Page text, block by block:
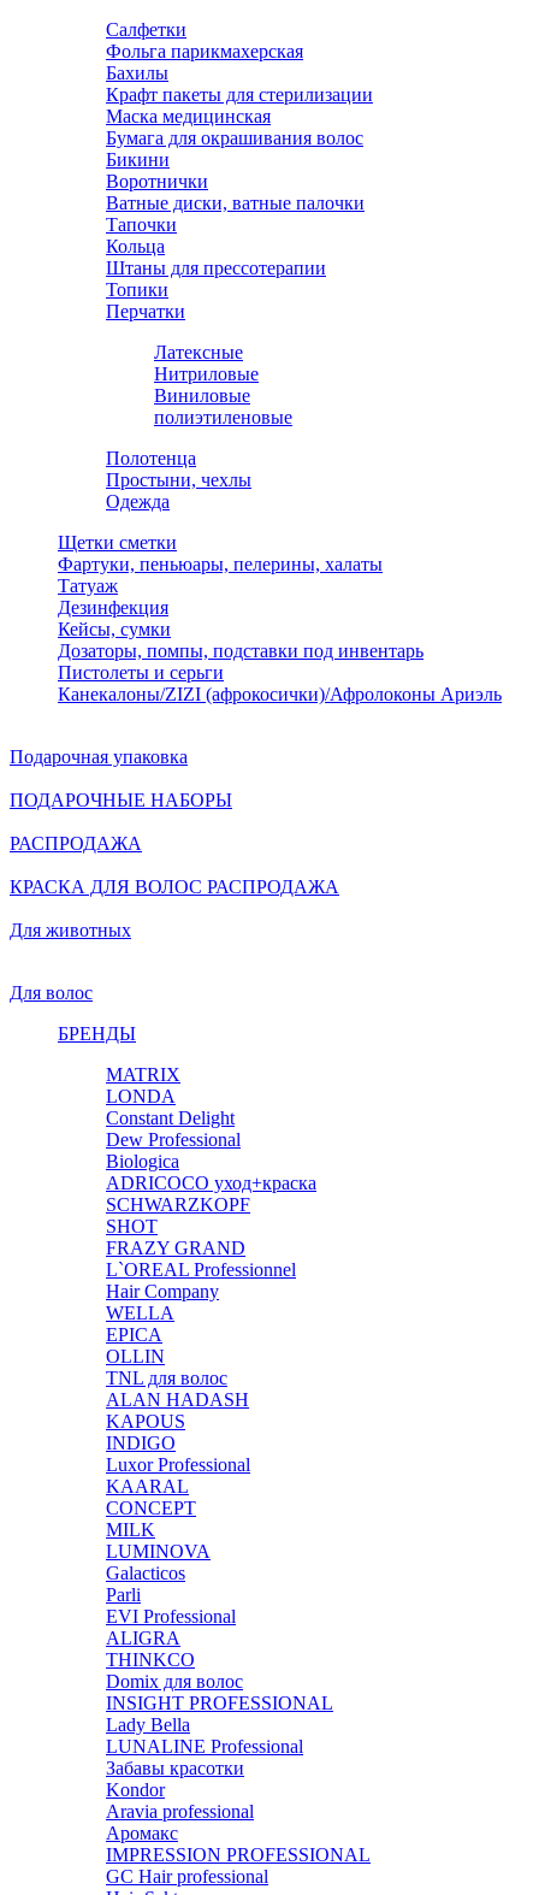
Салфетки
Фольга парикмахерская
Бахилы
Крафт пакеты для стерилизации
Маска медицинская
Бумага для окрашивания волос
Бикини
Воротнички
Ватные диски, ватные палочки
Тапочки
Кольца
Штаны для прессотерапии
Топики
Перчатки
Латексные
Нитриловые
Виниловые
полиэтиленовые
Полотенца
Простыни, чехлы
Одежда
Щетки сметки
Фартуки, пеньюары, пелерины, халаты
Татуаж
Дезинфекция
Кейсы, сумки
Дозаторы, помпы, подставки под инвентарь
Пистолеты и серьги
Канекалоны/ZIZI (афрокосички)/Афролоконы Ариэль
Подарочная упаковка
ПОДАРОЧНЫЕ НАБОРЫ
РАСПРОДАЖА
КРАСКА ДЛЯ ВОЛОС РАСПРОДАЖА
Для животных
Для волос
БРЕНДЫ
MATRIX
LONDA
Constant Delight
Dew Professional
Biologica
ADRICOCO уход+краска
SCHWARZKOPF
SHOT
FRAZY GRAND
L`OREAL Professionnel
Hair Company
WELLA
EPICA
OLLIN
TNL для волос
ALAN HADASH
KAPOUS
INDIGO
Luxor Professional
KAARAL
CONCEPT
MILK
LUMINOVA
Galacticos
Parli
EVI Professional
ALIGRA
THINKCO
Domix для волос
INSIGHT PROFESSIONAL
Lady Bella
LUNALINE Professional
Забавы красотки
Kondor
Aravia professional
Аромакс
IMPRESSION PROFESSIONAL
GC Hair professional